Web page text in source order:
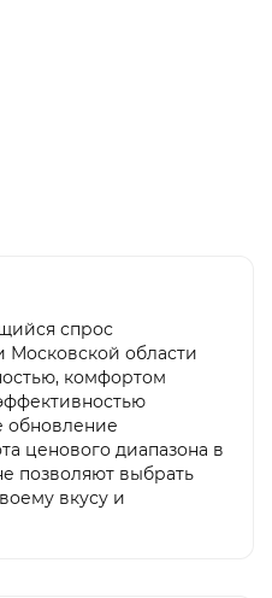
спрос
Московской области
комфортом
обновление
ценового диапазона в
позволяют выбрать
вкусу и